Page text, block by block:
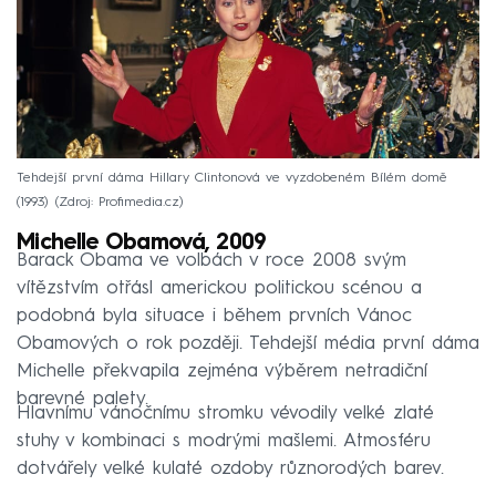
Tehdejší první dáma Hillary Clintonová ve vyzdobeném Bílém domě
(1993)
Zdroj: Profimedia.cz
Michelle Obamová, 2009
Barack Obama ve volbách v roce 2008 svým
vítězstvím otřásl americkou politickou scénou a
podobná byla situace i během prvních Vánoc
Obamových o rok později. Tehdejší média první dáma
Michelle překvapila zejména výběrem netradiční
barevné palety.
Hlavnímu vánočnímu stromku vévodily velké zlaté
stuhy v kombinaci s modrými mašlemi. Atmosféru
dotvářely velké kulaté ozdoby různorodých barev.